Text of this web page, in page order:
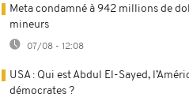
Meta condamné à 942 millions de
mineurs
07/08 - 12:08
USA : Qui est Abdul El-Sayed,
démocrates ?